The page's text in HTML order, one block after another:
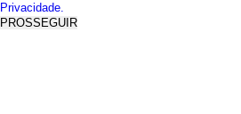
Privacidade.
PROSSEGUIR